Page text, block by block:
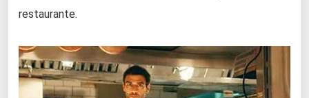
restaurante.